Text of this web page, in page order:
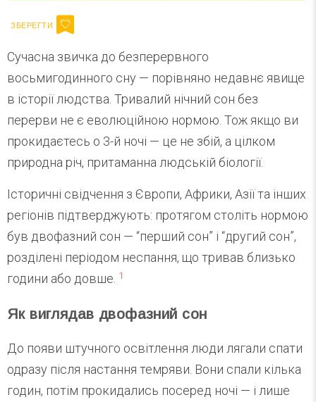
Сучасна звичка до безперервного
восьмигодинного сну — порівняно недавнє явище
в історії людства. Тривалий нічний сон без
перерви не є еволюційною нормою. Тож якщо ви
прокидаєтесь о 3-й ночі — це не збій, а цілком
природна річ, притаманна людській біології.
Історичні свідчення з Європи, Африки, Азії та інших
регіонів підтверджують: протягом століть нормою
був двофазний сон — “перший сон” і “другий сон”,
розділені періодом неспання, що тривав близько
години або довше. 1
Як виглядав двофазний сон
До появи штучного освітлення люди лягали спати
одразу після настання темряви. Вони спали кілька
годин, потім прокидались посеред ночі — і лише